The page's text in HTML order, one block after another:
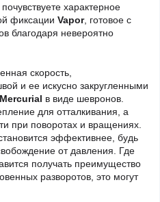
характерное
фиксации Vapor, готовое с
благодаря невероятно
скорость,
и ее искусно закругленными
Mercurial в виде шевронов.
для отталкивания, а
при поворотах и ​​вращениях.
эффективнее, будь
от давления. Где
получать преимущество
разворотов, это могут